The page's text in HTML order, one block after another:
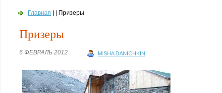
Главная | | Призеры
Призеры
6 ФЕВРАЛЬ 2012 MISHA DANICHKIN